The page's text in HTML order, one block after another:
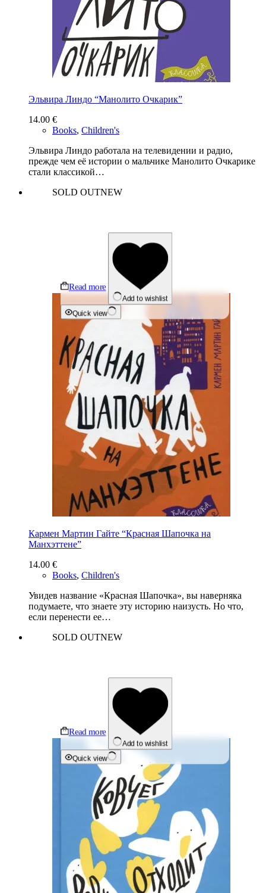
Эльвира Линдо “Манолито Очкарик”
14.00 €
Books, Children's
Эльвира Линдо работала на телевидении и радио,
прежде чем её истории о мальчике Манолито Очкарике
стали классикой…
SOLD OUTNEW
Read more
Add to wishlist
Quick view
Кармен Мартин Гайте “Красная Шапочка на
Манхэттене”
14.00 €
Books, Children's
Увидев название «Красная Шапочка», вы наверняка
подумаете, что знаете эту историю наизусть. Но что,
если перенести ее…
SOLD OUTNEW
Read more
Add to wishlist
Quick view